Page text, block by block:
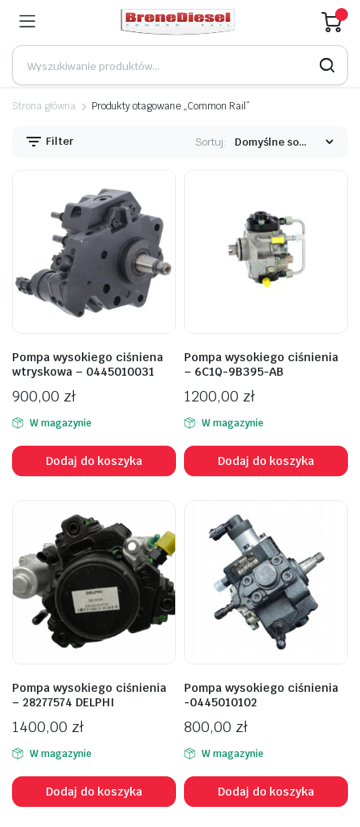
Strona główna Produkty otagowane „Common Rail”
Filter Sortuj:
Pompa wysokiego ciśniena
wtryskowa – 0445010031
900,00 zł
W magazynie
Dodaj do koszyka
Pompa wysokiego ciśnienia
– 6C1Q-9B395-AB
1200,00 zł
W magazynie
Dodaj do koszyka
Pompa wysokiego ciśnienia
– 28277574 DELPHI
1400,00 zł
W magazynie
Dodaj do koszyka
Pompa wysokiego ciśnienia
-0445010102
800,00 zł
W magazynie
Dodaj do koszyka